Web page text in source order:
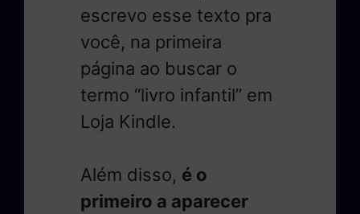
escrevo esse texto pra
você, na primeira
página ao buscar o
termo “livro infantil” em
Loja Kindle.
Além disso, é o
primeiro a aparecer